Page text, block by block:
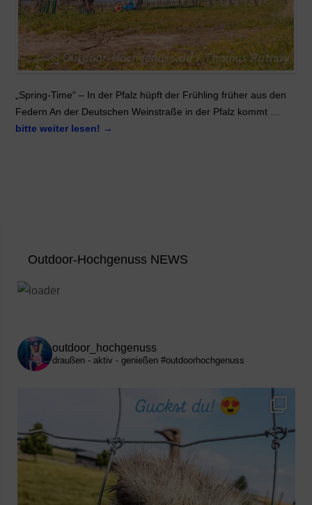
„Spring-Time“ – In der Pfalz hüpft der Frühling früher aus den
Federn An der Deutschen Weinstraße in der Pfalz kommt …
bitte weiter lesen! →
Outdoor-Hochgenuss NEWS
outdoor_hochgenuss
draußen - aktiv - genießen #outdoorhochgenuss